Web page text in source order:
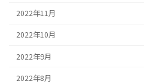
2022年11月
2022年10月
2022年9月
2022年8月